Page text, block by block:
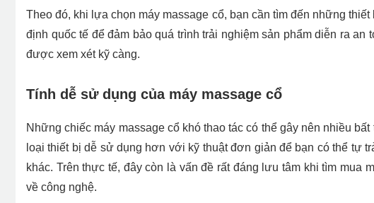
Theo đó, khi lựa chọn máy massage cổ, bạn cần tìm đến những
định quốc tế để đảm bảo quá trình trải nghiệm sản phẩm diễn ra
được xem xét kỹ càng.
Tính dễ sử dụng của máy massage cổ
Những chiếc máy massage cổ khó thao tác có thể gây nên nhiều
loại thiết bị dễ sử dụng hơn với kỹ thuật đơn giản để bạn có thể tự
khác. Trên thực tế, đây còn là vấn đề rất đáng lưu tâm khi tìm
về công nghệ.